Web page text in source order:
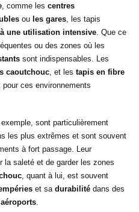
, comme les centres
ou les gares , les tapis
une utilisation intensive . Que ce
ou des zones où les
sont indispensables. Les
caoutchouc , et les tapis en fibre
ces environnements
sont particulièrement
les plus extrêmes et sont souvent
à fort passage. Leur
la saleté et de garder les zones
, quant à lui, est souvent
et sa durabilité dans des
aéroports.